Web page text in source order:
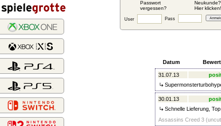
Passwort
vergessen?
Neukunde?
Hier klicken!
User Pass
Datum
31.07.13
30.01.13
Schnelle Lieferung,
Assassins Creed 3